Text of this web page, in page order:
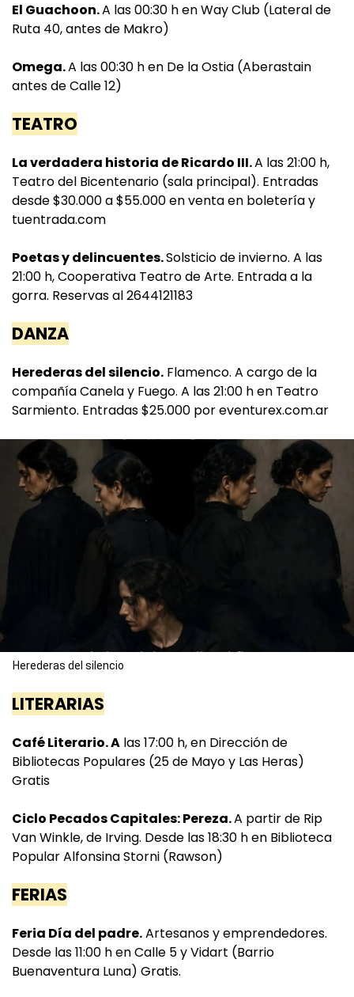
El Guachoon.A las 00:30 h en Way Club (Lateral de
Ruta 40, antes de Makro)
Omega.A las 00:30 h en De la Ostia (Aberastain
antes de Calle 12)
TEATRO
La verdadera historia de Ricardo III.A las 21:00 h,
Teatro del Bicentenario (sala principal). Entradas
desde $30.000 a $55.000 en venta en boletería y
tuentrada.com
Poetas y delincuentes.Solsticio de invierno. A las
21:00 h, Cooperativa Teatro de Arte. Entrada a la
gorra. Reservas al 2644121183
DANZA
Herederas del silencio. Flamenco. A cargo de la
compañía Canela y Fuego. A las 21:00 h en Teatro
Sarmiento. Entradas $25.000 por eventurex.com.ar
Herederas del silencio
LITERARIAS
Café Literario. A las 17:00 h, en Dirección de
Bibliotecas Populares (25 de Mayo y Las Heras)
Gratis
Ciclo Pecados Capitales: Pereza.A partir de Rip
Van Winkle, de Irving. Desde las 18:30 h en Biblioteca
Popular Alfonsina Storni (Rawson)
FERIAS
Feria Día del padre.Artesanos y emprendedores.
Desde las 11:00 h en Calle 5 y Vidart (Barrio
Buenaventura Luna) Gratis.